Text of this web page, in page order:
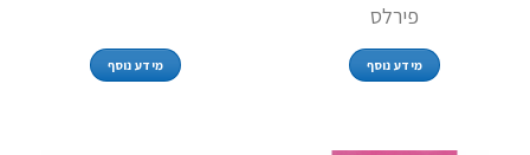
פירלס
מידע נוסף מידע נוסף